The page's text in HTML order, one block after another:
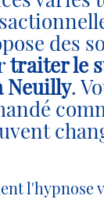
des
traiter le
Neuilly.
l'hypnose